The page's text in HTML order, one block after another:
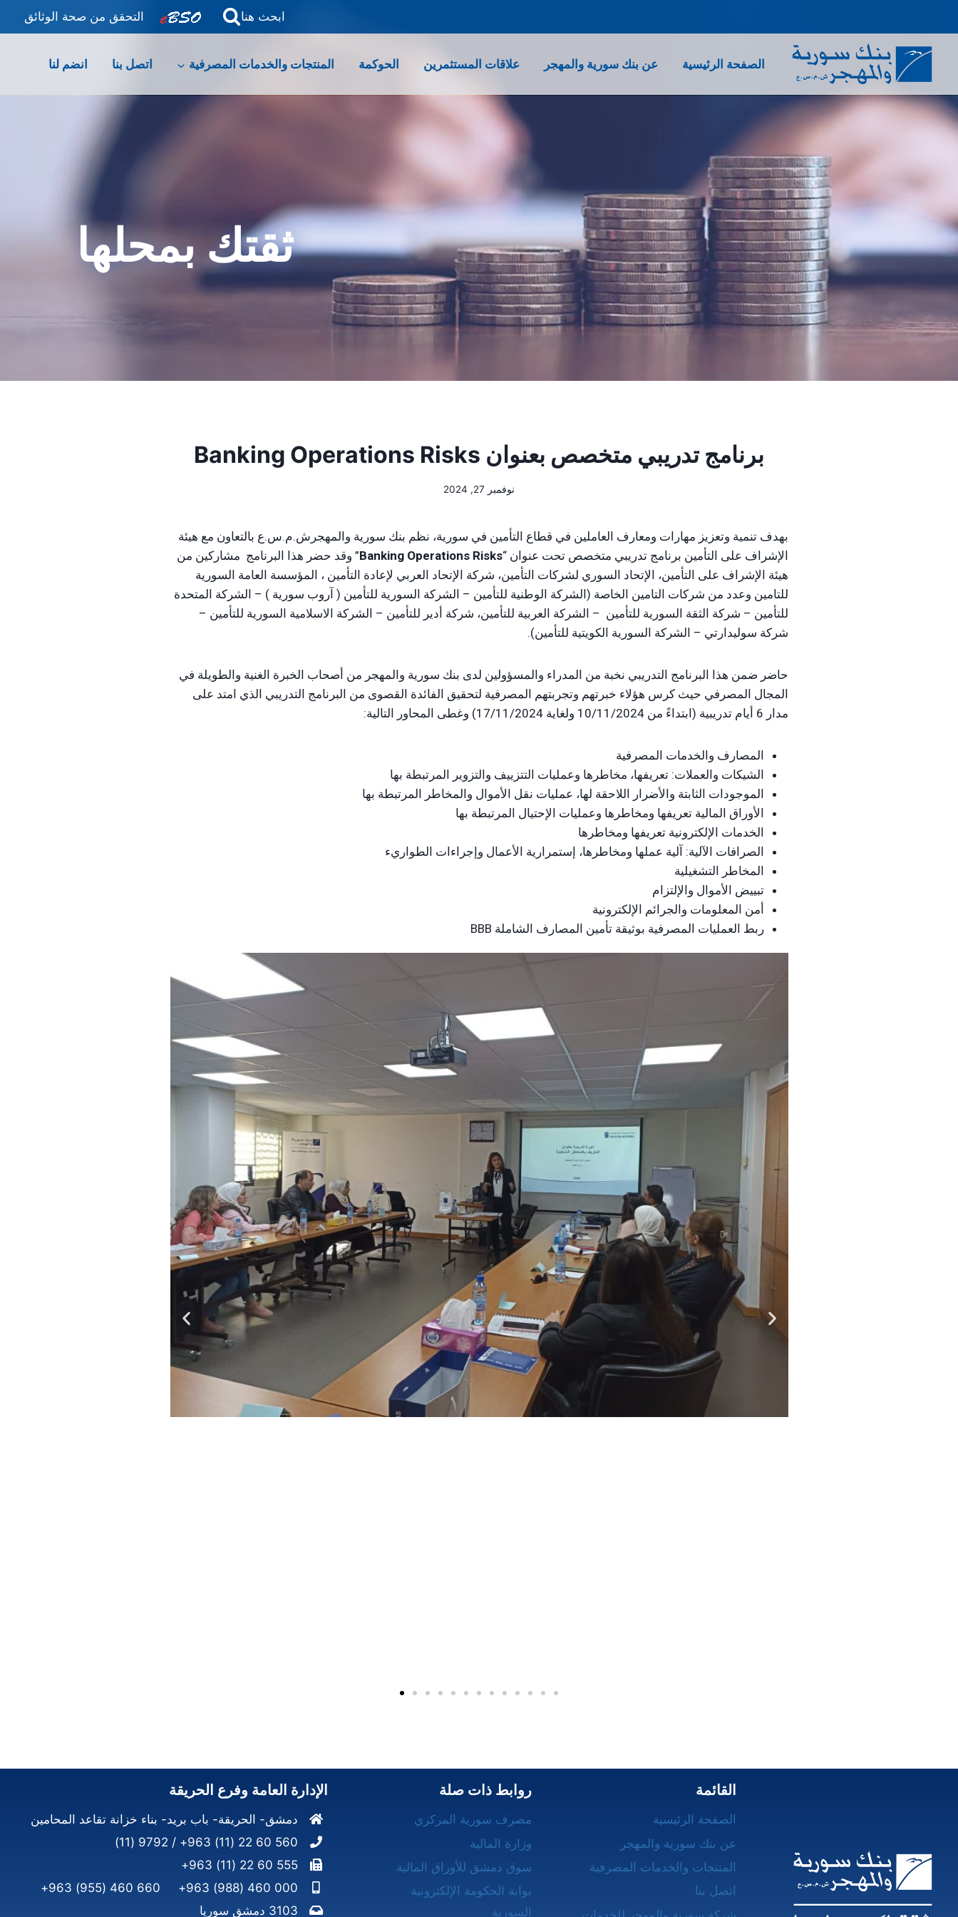
ابحث هنا التحقق من صحة الوثائق
الصفحة الرئيسية عن بنك سورية والمهجر علاقات المستثمرين الحوكمة المنتجات والخدمات المصرفية اتصل بنا انضم لنا
ثقتك بمحلها
برنامج تدريبي متخصص بعنوان Banking Operations Risks
نوفمبر 27, 2024
بهدف تنمية وتعزيز مهارات ومعارف العاملين في قطاع التأمين في سورية، نظم بنك سورية والمهجرش.م.س.ع بالتعاون مع هيئة
الإشراف على التأمين برنامج تدريبي متخصص تحت عنوان “Banking Operations Risks” وقد حضر هذا البرنامج مشاركين من
هيئة الإشراف على التأمين، الإتحاد السوري لشركات التأمين، شركة الإتحاد العربي لإعادة التأمين ، المؤسسة العامة السورية
للتامين وعدد من شركات التامين الخاصة (الشركة الوطنية للتأمين – الشركة السورية للتأمين ( آروب سورية ) – الشركة المتحدة
للتأمين – شركة الثقة السورية للتأمين – الشركة العربية للتأمين، شركة أدير للتأمين – الشركة الاسلامية السورية للتأمين –
شركة سوليدارتي – الشركة السورية الكويتية للتأمين).
حاضر ضمن هذا البرنامج التدريبي نخبة من المدراء والمسؤولين لدى بنك سورية والمهجر من أصحاب الخبرة الغنية والطويلة في
المجال المصرفي حيث كرس هؤلاء خبرتهم وتجربتهم المصرفية لتحقيق الفائدة القصوى من البرنامج التدريبي الذي امتد على
مدار 6 أيام تدريبية (ابتداءً من 10/11/2024 ولغاية 17/11/2024) وغطى المحاور التالية:
المصارف والخدمات المصرفية
الشيكات والعملات: تعريفها، مخاطرها وعمليات التتزييف والتزوير المرتبطة بها
الموجودات الثابتة والأضرار اللاحقة لها، عمليات نقل الأموال والمخاطر المرتبطة بها
الأوراق المالية تعريفها ومخاطرها وعمليات الإحتيال المرتبطة بها
الخدمات الإلكترونية تعريفها ومخاطرها
الصرافات الآلية: آلية عملها ومخاطرها، إستمرارية الأعمال وإجراءات الطواريء
المخاطر التشغيلية
تبييض الأموال والإلتزام
أمن المعلومات والجرائم الإلكترونية
ربط العمليات المصرفية بوثيقة تأمين المصارف الشاملة BBB
القائمة
الصفحة الرئيسية
عن بنك سورية والمهجر
المنتجات والخدمات المصرفية
اتصل بنا
روابط ذات صلة
مصرف سورية المركزي
وزارة المالية
سوق دمشق للأوراق المالية
بوابة الحكومة الإلكترونية
السورية
الإدارة العامة وفرع الحريقة
دمشق- الحريقة- باب بريد- بناء خزانة تقاعد المحامين
560 60 22 (11) 963+ / 9792 (11)
555 60 22 (11) 963+
000 460 (988) 963+
660 460 (955) 963+
3103 دمشق سوريا